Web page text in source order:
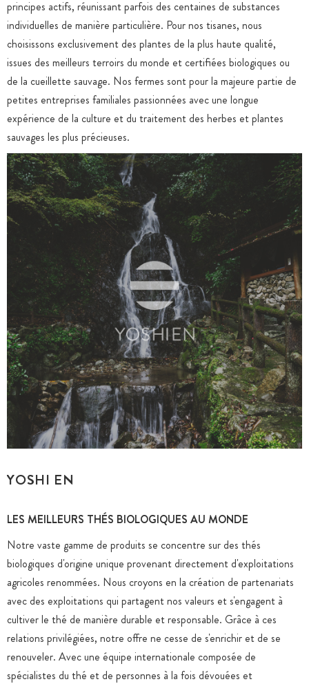
principes actifs, réunissant parfois des centaines de substances
individuelles de manière particulière. Pour nos tisanes, nous
choisissons exclusivement des plantes de la plus haute qualité,
issues des meilleurs terroirs du monde et certifiées biologiques ou
de la cueillette sauvage. Nos fermes sont pour la majeure partie de
petites entreprises familiales passionnées avec une longue
expérience de la culture et du traitement des herbes et plantes
sauvages les plus précieuses.
YOSHI EN
LES MEILLEURS THÉS BIOLOGIQUES AU MONDE
Notre vaste gamme de produits se concentre sur des thés
biologiques d'origine unique provenant directement d'exploitations
agricoles renommées. Nous croyons en la création de partenariats
avec des exploitations qui partagent nos valeurs et s'engagent à
cultiver le thé de manière durable et responsable. Grâce à ces
relations privilégiées, notre offre ne cesse de s'enrichir et de se
renouveler. Avec une équipe internationale composée de
spécialistes du thé et de personnes à la fois dévouées et